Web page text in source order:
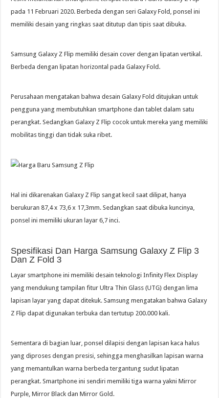
pada 11 Februari 2020. Berbeda dengan seri Galaxy Fold, ponsel ini
memiliki desain yang ringkas saat ditutup dan tipis saat dibuka.
Samsung Galaxy Z Flip memiliki desain cover dengan lipatan vertikal.
Berbeda dengan lipatan horizontal pada Galaxy Fold.
Perusahaan mengatakan bahwa desain Galaxy Fold ditujukan untuk
pengguna yang membutuhkan smartphone dan tablet dalam satu
perangkat. Sedangkan Galaxy Z Flip cocok untuk mereka yang memiliki
mobilitas tinggi dan tidak suka ribet.
Hal ini dikarenakan Galaxy Z Flip sangat kecil saat dilipat, hanya
berukuran 87,4 x 73,6 x 17,3mm. Sedangkan saat dibuka kuncinya,
ponsel ini memiliki ukuran layar 6,7 inci.
Spesifikasi Dan Harga Samsung Galaxy Z Flip 3
Dan Z Fold 3
Layar smartphone ini memiliki desain teknologi Infinity Flex Display
yang mendukung tampilan fitur Ultra Thin Glass (UTG) dengan lima
lapisan layar yang dapat ditekuk. Samsung mengatakan bahwa Galaxy
Z Flip dapat digunakan terbuka dan tertutup 200.000 kali.
Sementara di bagian luar, ponsel dilapisi dengan lapisan kaca halus
yang diproses dengan presisi, sehingga menghasilkan lapisan warna
yang memantulkan warna berbeda tergantung sudut lipatan
perangkat. Smartphone ini sendiri memiliki tiga warna yakni Mirror
Purple, Mirror Black dan Mirror Gold.